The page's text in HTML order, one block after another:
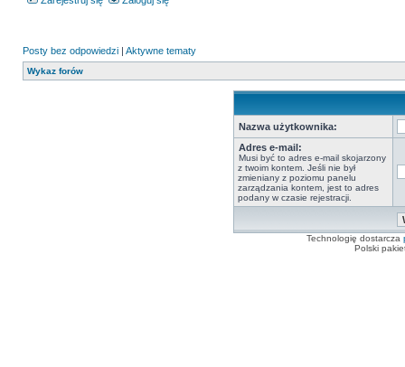
Posty bez odpowiedzi | Aktywne tematy
Wykaz forów
Nazwa użytkownika:
Adres e-mail:
Musi być to adres e-mail skojarzony
z twoim kontem. Jeśli nie był
zmieniany z poziomu panelu
zarządzania kontem, jest to adres
podany w czasie rejestracji.
Technologię dostarcza
Polski